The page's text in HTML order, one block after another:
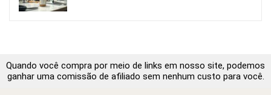
Quando você compra por meio de links em nosso site, podemos
ganhar uma comissão de afiliado sem nenhum custo para você.